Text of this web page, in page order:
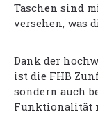
Taschen sind
versehen, was
Dank der
ist die FHB
sondern auch
Funktionalität